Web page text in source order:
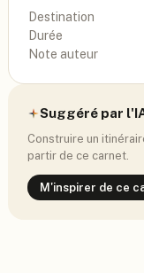
Destination
Durée
Note auteur
Suggéré par
Construire un
partir de ce carnet.
M'inspirer de ce